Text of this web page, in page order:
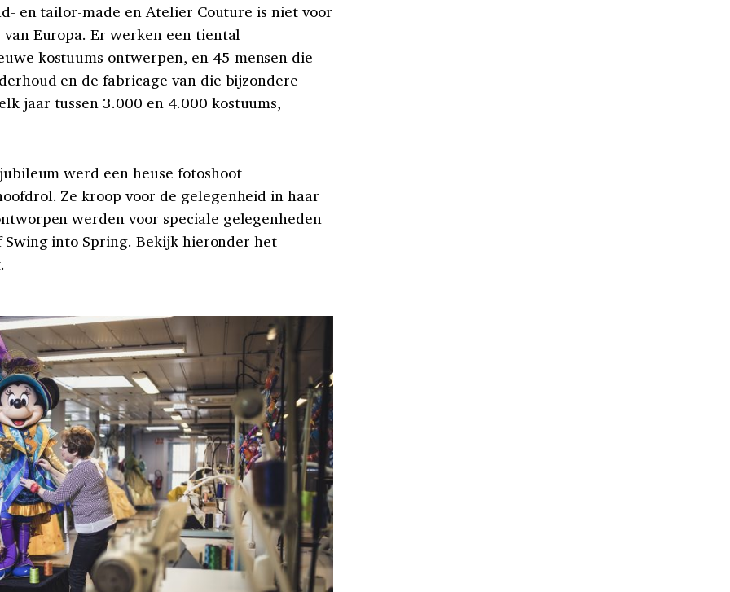
en tailor-made en Atelier Couture is niet voor
Europa. Er werken een tiental
kostuums ontwerpen, en 45 mensen die
en de fabricage van die bijzondere
jaar tussen 3.000 en 4.000 kostuums,
werd een heuse fotoshoot
Ze kroop voor de gelegenheid in haar
werden voor speciale gelegenheden
Swing into Spring. Bekijk hieronder het